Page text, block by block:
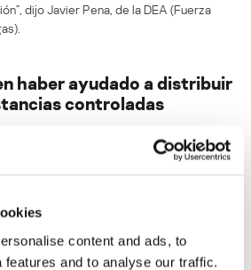
content and ads, to
features and to analyse our traffic.
dijo Javier Pena, de la DEA (Fuerza
haber ayudado a distribuir
controladas
electrónico no será publicada. Los